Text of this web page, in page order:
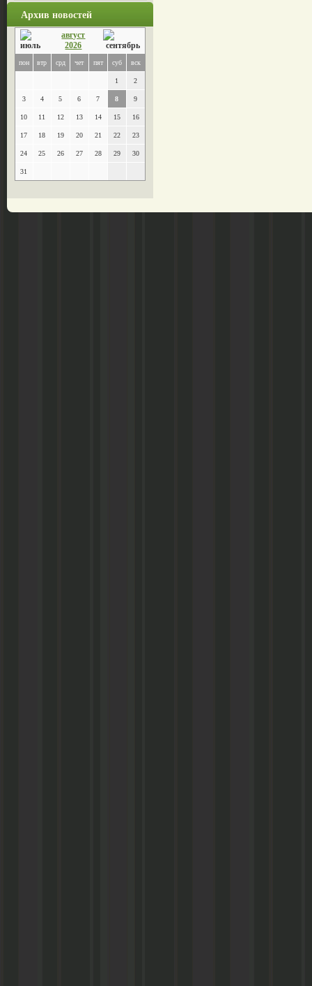
Архив новостей
август
2026
пон втр срд чет пят суб вск
1 2
3 4 5 6 7 8 9
10 11 12 13 14 15 16
17 18 19 20 21 22 23
24 25 26 27 28 29 30
31